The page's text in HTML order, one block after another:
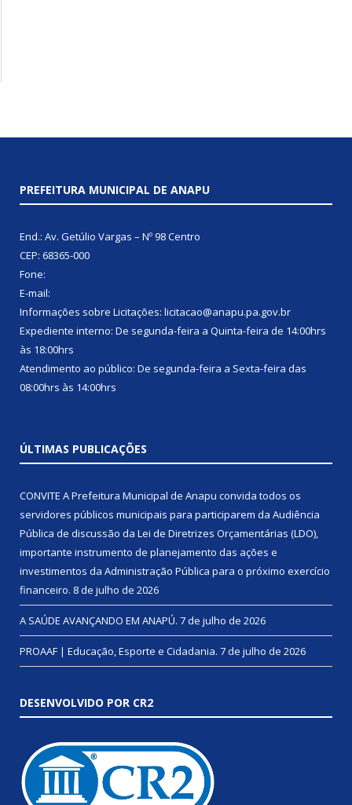
PREFEITURA MUNICIPAL DE ANAPU
End.: Av. Getúlio Vargas – Nº 98 Centro
CEP: 68365-000
Fone:
E-mail:
Informações sobre Licitações: licitacao@anapu.pa.gov.br
Expediente interno: De segunda-feira a Quinta-feira de 14:00hrs
às 18:00hrs
Atendimento ao público: De segunda-feira a Sexta-feira das
08:00hrs às 14:00hrs
ÚLTIMAS PUBLICAÇÕES
CONVITE A Prefeitura Municipal de Anapu convida todos os
servidores públicos municipais para participarem da Audiência
Pública de discussão da Lei de Diretrizes Orçamentárias (LDO),
importante instrumento de planejamento das ações e
investimentos da Administração Pública para o próximo exercício
financeiro. 8 de julho de 2026
A SAÚDE AVANÇANDO EM ANAPÚ. 7 de julho de 2026
PROAAF | Educação, Esporte e Cidadania. 7 de julho de 2026
DESENVOLVIDO POR CR2